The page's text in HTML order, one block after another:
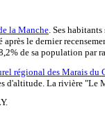
la Manche. Ses
le dernier
de sa population par
régional des Marais du
d'altitude. La rivière